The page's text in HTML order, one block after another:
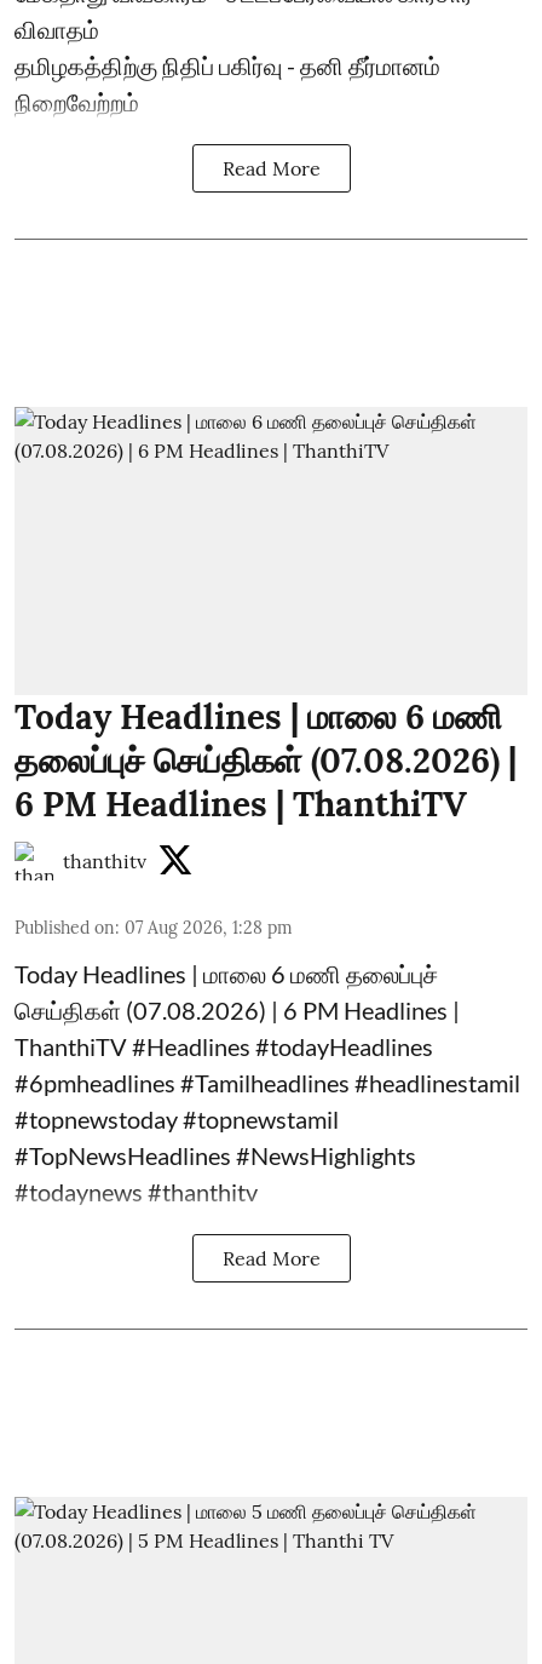
விவாதம்
தமிழகத்திற்கு நிதிப் பகிர்வு - தனி தீர்மானம்
நிறைவேற்றம்
Read More
Today Headlines | மாலை 6 மணி
தலைப்புச் செய்திகள் (07.08.2026) |
6 PM Headlines | ThanthiTV
thanthitv
Published on: 07 Aug 2026, 1:28 pm
Today Headlines | மாலை 6 மணி தலைப்புச்
செய்திகள் (07.08.2026) | 6 PM Headlines |
ThanthiTV #Headlines #todayHeadlines
#6pmheadlines #Tamilheadlines #headlinestamil
#topnewstoday #topnewstamil
#TopNewsHeadlines #NewsHighlights
#todaynews #thanthitv
Read More